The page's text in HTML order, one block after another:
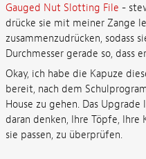
Gauged Nut Slotting File -
drücke sie mit meiner Zange
zusammenzudrücken, sodass
Durchmesser gerade so, dass
Okay, ich habe die Kapuze
bereit, nach dem
House zu gehen. Das
daran denken, Ihre Töpfe,
sie passen, zu überprüfen.